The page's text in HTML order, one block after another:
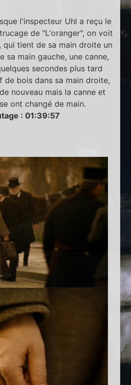
l'inspecteur Uhl a reçu le
de "L'oranger", on voit
qui tient de sa main droite un
sa main gauche, une canne,
secondes plus tard
de bois dans sa main droite,
nouveau mais la canne et
ont changé de main.
: 01:39:57